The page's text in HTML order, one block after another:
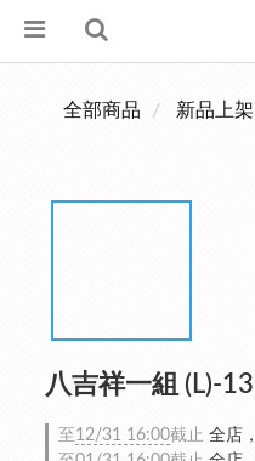
全部商品 新品上架
八吉祥一組 (L)-
至 12/31 16:00截止 全店